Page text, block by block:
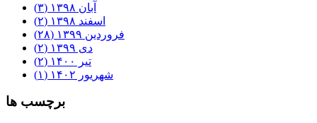
آبان ۱۳۹۸
(۳)
اسفند ۱۳۹۸
(۲)
فروردین ۱۳۹۹
(۲۸)
دی ۱۳۹۹
(۲)
تیر ۱۴۰۰
(۲)
شهریور ۱۴۰۲
(۱)
برچسب ها